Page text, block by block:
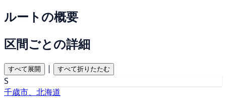
ルートの概要
区間ごとの詳細
すべて展開 | すべて折りたたむ
S
千歳市、北海道